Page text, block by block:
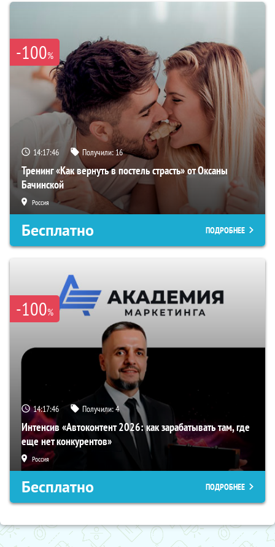
-100%
14:17:45 Получили:16
Тренинг «Как вернуть в постель страсть» от Оксаны
Бачинской
Россия
Бесплатно ПОДРОБНЕЕ
-100%
14:17:45 Получили:4
Интенсив «Автоконтент 2026: как зарабатывать там, где
еще нет конкурентов»
Россия
Бесплатно ПОДРОБНЕЕ